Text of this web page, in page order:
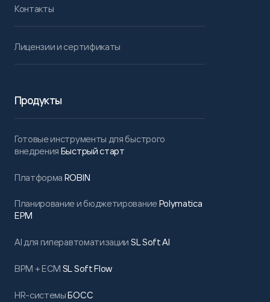
Контакты
Лицензии и сертификаты
Продукты
Готовые инструменты для быстрого
внедрения Быстрый старт
Платформа ROBIN
Планирование и бюджетированиеPolymatica
EPM
AI для гиперавтоматизации SL Soft AI
BPM + ECM SL Soft Flow
HR-системыБОСС